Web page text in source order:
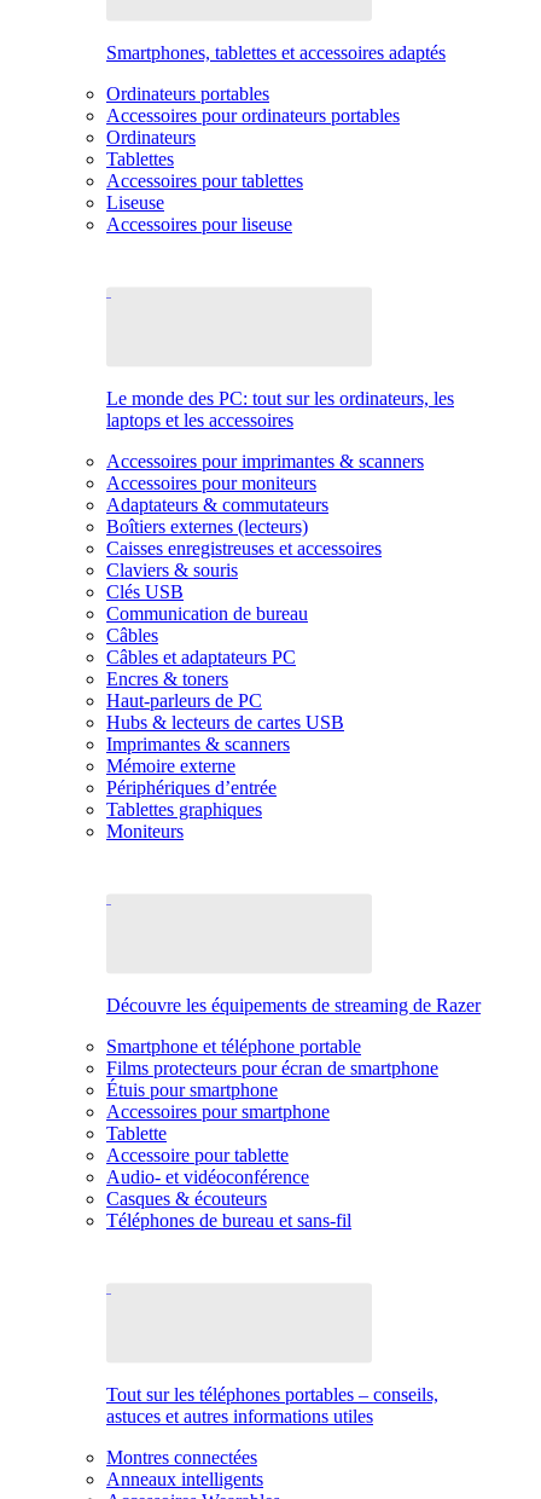
Smartphones, tablettes et accessoires adaptés
Ordinateurs portables
Accessoires pour ordinateurs portables
Ordinateurs
Tablettes
Accessoires pour tablettes
Liseuse
Accessoires pour liseuse
Le monde des PC: tout sur les ordinateurs, les
laptops et les accessoires
Accessoires pour imprimantes & scanners
Accessoires pour moniteurs
Adaptateurs & commutateurs
Boîtiers externes (lecteurs)
Caisses enregistreuses et accessoires
Claviers & souris
Clés USB
Communication de bureau
Câbles
Câbles et adaptateurs PC
Encres & toners
Haut-parleurs de PC
Hubs & lecteurs de cartes USB
Imprimantes & scanners
Mémoire externe
Périphériques d’entrée
Tablettes graphiques
Moniteurs
Découvre les équipements de streaming de Razer
Smartphone et téléphone portable
Films protecteurs pour écran de smartphone
Étuis pour smartphone
Accessoires pour smartphone
Tablette
Accessoire pour tablette
Audio- et vidéoconférence
Casques & écouteurs
Téléphones de bureau et sans-fil
Tout sur les téléphones portables – conseils,
astuces et autres informations utiles
Montres connectées
Anneaux intelligents